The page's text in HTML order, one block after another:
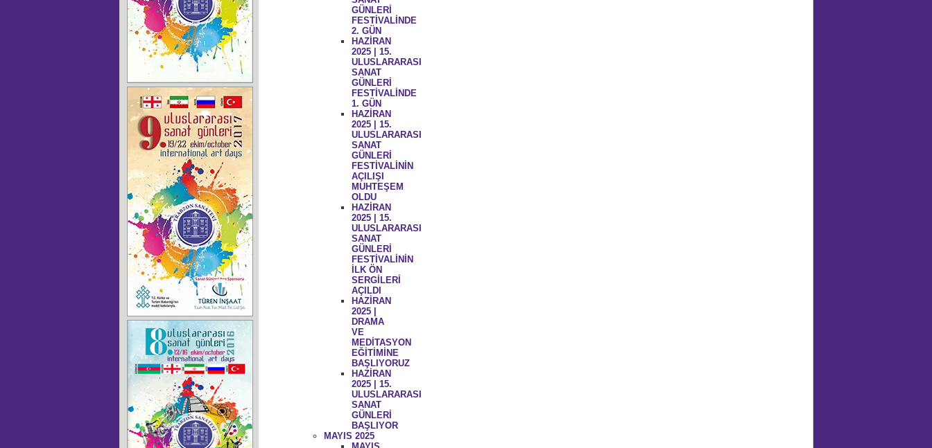
GÜNLERİ
FESTİVALİNDE
2. GÜN
HAZİRAN
2025 | 15.
ULUSLARARASI
SANAT
GÜNLERİ
FESTİVALİNDE
1. GÜN
HAZİRAN
2025 | 15.
ULUSLARARASI
SANAT
GÜNLERİ
FESTİVALİNİN
AÇILIŞI
MUHTEŞEM
OLDU
HAZİRAN
2025 | 15.
ULUSLARARASI
SANAT
GÜNLERİ
FESTİVALİNİN
İLK ÖN
SERGİLERİ
AÇILDI
HAZİRAN
2025 |
DRAMA
VE
MEDİTASYON
EĞİTİMİNE
BAŞLIYORUZ
HAZİRAN
2025 | 15.
ULUSLARARASI
SANAT
GÜNLERİ
BAŞLIYOR
MAYIS 2025